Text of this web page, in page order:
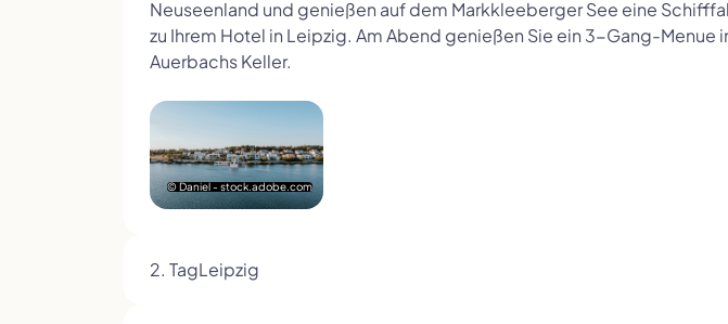
Neuseenland und genießen auf dem Markkleeberger See eine
zu Ihrem Hotel in Leipzig. Am Abend genießen Sie ein 3-Gang-Menue
Auerbachs Keller.
© Daniel - stock.adobe.com
2. TagLeipzig